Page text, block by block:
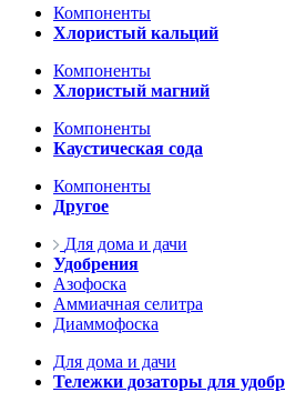
Компоненты
Хлористый кальций
Компоненты
Хлористый магний
Компоненты
Каустическая сода
Компоненты
Другое
Для дома и дачи
Удобрения
Азофоска
Аммиачная селитра
Диаммофоска
Для дома и дачи
Тележки дозаторы для